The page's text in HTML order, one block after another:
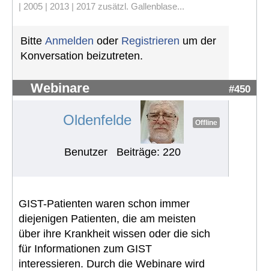
| 2005 | 2013 | 2017 zusätzl. Gallenblase...
Bitte Anmelden oder Registrieren um der
Konversation beizutreten.
Webinare #450
Oldenfelde Offline
Benutzer Beiträge: 220
GIST-Patienten waren schon immer
diejenigen Patienten, die am meisten
über ihre Krankheit wissen oder die sich
für Informationen zum GIST
interessieren. Durch die Webinare wird